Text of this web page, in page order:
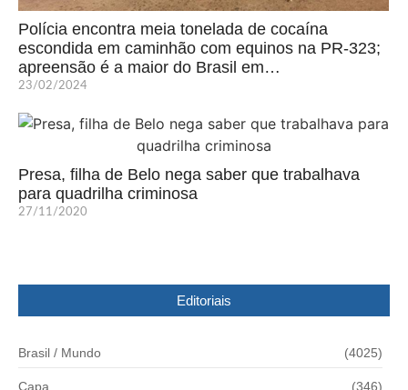
Polícia encontra meia tonelada de cocaína
escondida em caminhão com equinos na PR-323;
apreensão é a maior do Brasil em…
23/02/2024
Presa, filha de Belo nega saber que trabalhava
para quadrilha criminosa
27/11/2020
Editoriais
Brasil / Mundo (4025)
Capa (346)